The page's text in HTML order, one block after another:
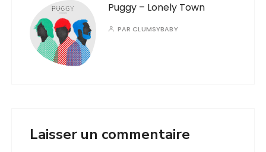
Puggy – Lonely Town
PAR CLUMSYBABY
Laisser un commentaire